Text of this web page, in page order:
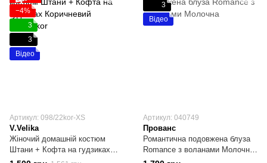
−4%
3
3
Відео
Артикул: 098/22kor-XS
V.Velika
Жіночий домашній костюм
Штани + Кофта на гудзиках
Коричневий XS
3
Відео
Артикул: 040749
Прованс
Романтична подовжена блуза
Romance з воланами Молочна
S